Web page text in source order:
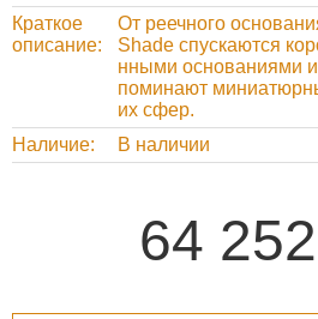
Краткое
описание
От реечного
Shade спускаются
нными основаниями
поминают
их сфер.
Наличие
В наличии
64 252